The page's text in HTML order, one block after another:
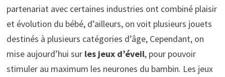
partenariat avec certaines industries ont combiné plaisir
et évolution du bébé, d’ailleurs, on voit plusieurs jouets
destinés à plusieurs catégories d’âge, Cependant, on
mise aujourd’hui sur les jeux d’éveil, pour pouvoir
stimuler au maximum les neurones du bambin. Les jeux